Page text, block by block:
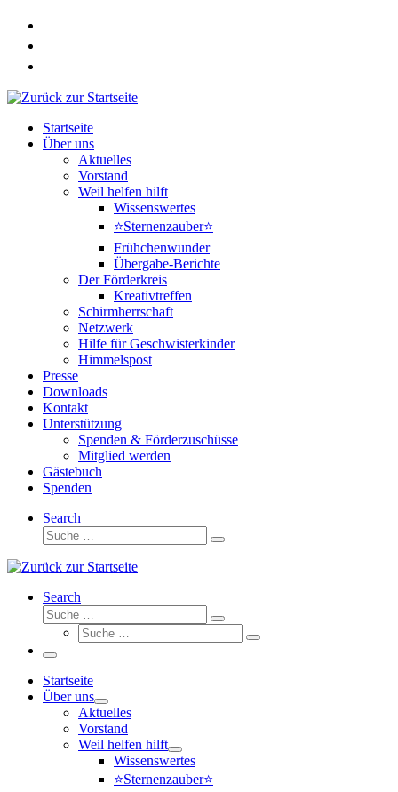
Zum
springen
Startseite
Über uns
Aktuelles
Vorstand
Weil helfen hilft
Wissenswertes
⭐Sternenzauber⭐
Frühchenwunder
Übergabe-Berichte
Der Förderkreis
Kreativtreffen
Schirmherrschaft
Netzwerk
Hilfe für Geschwisterkinder
Himmelspost
Presse
Downloads
Kontakt
Unterstützung
Spenden & Förderzuschüsse
Mitglied werden
Gästebuch
Spenden
Search
Suche
Suche
Search
Suche
Suche
Suche
Suche
Menü
Startseite
Über uns
Aktuelles
Vorstand
Weil helfen hilft
Wissenswertes
⭐Sternenzauber⭐